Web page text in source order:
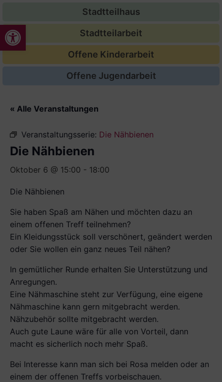
Werkzeugleiste öffnen
Stadtteilhaus
Stadtteilarbeit
Offene Kinderarbeit
Offene Jugendarbeit
« Alle Veranstaltungen
Veranstaltungsserie: Die Nähbienen
Die Nähbienen
Oktober 6 @ 15:00 - 18:00
Die Nähbienen
Sie haben Spaß am Nähen und möchten dazu an
einem offenen Treff teilnehmen?
Ein Kleidungsstück soll verschönert, geändert werden
oder Sie wollen ein ganz neues Teil nähen?
In gemütlicher Runde erhalten Sie Unterstützung und
Anregungen.
Eine Nähmaschine steht zur Verfügung, eine eigene
Nähmaschine kann gern mitgebracht werden.
Nähzubehör sollte mitgebracht werden.
Auch gute Laune wäre für alle von Vorteil, dann
macht es sicherlich noch mehr Spaß.
Bei Interesse kann man sich bei Rosa melden oder an
einem der offenen Treffs vorbeischauen.